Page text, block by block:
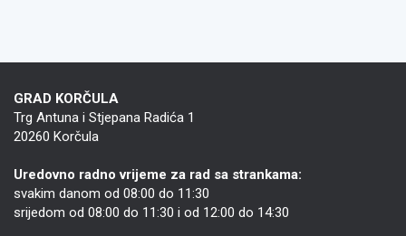
GRAD KORČULA
Trg Antuna i Stjepana Radića 1
20260 Korčula
Uredovno radno vrijeme za rad sa strankama:
svakim danom od 08:00 do 11:30
srijedom od 08:00 do 11:30 i od 12:00 do 14:30